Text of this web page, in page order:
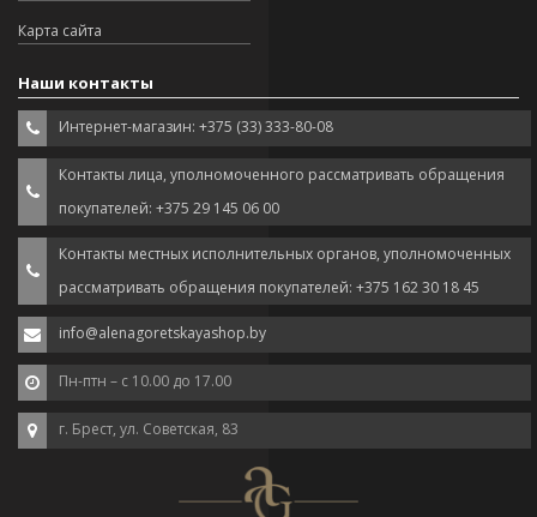
Карта сайта
Наши контакты
Интернет-магазин: +375 (33) 333-80-08
Контакты лица, уполномоченного рассматривать обращения
покупателей: +375 29 145 06 00
Контакты местных исполнительных органов, уполномоченных
рассматривать обращения покупателей: +375 162 30 18 45
info@alenagoretskayashop.by
Пн-птн – с 10.00 до 17.00
г. Брест, ул. Советская, 83